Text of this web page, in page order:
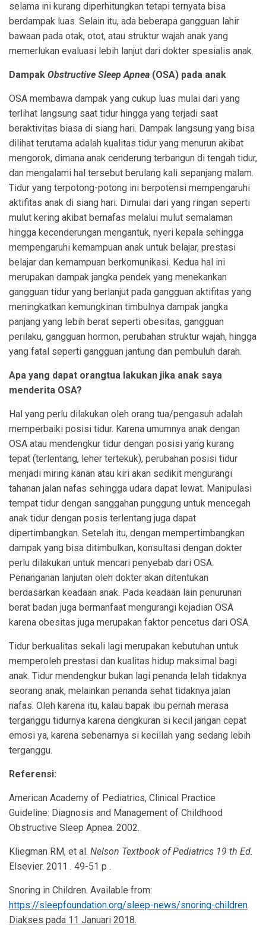
selama ini kurang diperhitungkan tetapi ternyata bisa
berdampak luas. Selain itu, ada beberapa gangguan lahir
bawaan pada otak, otot, atau struktur wajah anak yang
memerlukan evaluasi lebih lanjut dari dokter spesialis anak.
Dampak Obstructive Sleep Apnea (OSA) pada anak
OSA membawa dampak yang cukup luas mulai dari yang
terlihat langsung saat tidur hingga yang terjadi saat
beraktivitas biasa di siang hari. Dampak langsung yang bisa
dilihat terutama adalah kualitas tidur yang menurun akibat
mengorok, dimana anak cenderung terbangun di tengah tidur,
dan mengalami hal tersebut berulang kali sepanjang malam.
Tidur yang terpotong-potong ini berpotensi mempengaruhi
aktifitas anak di siang hari. Dimulai dari yang ringan seperti
mulut kering akibat bernafas melalui mulut semalaman
hingga kecenderungan mengantuk, nyeri kepala sehingga
mempengaruhi kemampuan anak untuk belajar, prestasi
belajar dan kemampuan berkomunikasi. Kedua hal ini
merupakan dampak jangka pendek yang menekankan
gangguan tidur yang berlanjut pada gangguan aktifitas yang
meningkatkan kemungkinan timbulnya dampak jangka
panjang yang lebih berat seperti obesitas, gangguan
perilaku, gangguan hormon, perubahan struktur wajah, hingga
yang fatal seperti gangguan jantung dan pembuluh darah.
Apa yang dapat orangtua lakukan jika anak saya
menderita OSA?
Hal yang perlu dilakukan oleh orang tua/pengasuh adalah
memperbaiki posisi tidur. Karena umumnya anak dengan
OSA atau mendengkur tidur dengan posisi yang kurang
tepat (terlentang, leher tertekuk), perubahan posisi tidur
menjadi miring kanan atau kiri akan sedikit mengurangi
tahanan jalan nafas sehingga udara dapat lewat. Manipulasi
tempat tidur dengan sanggahan punggung untuk mencegah
anak tidur dengan posis terlentang juga dapat
dipertimbangkan. Setelah itu, dengan mempertimbangkan
dampak yang bisa ditimbulkan, konsultasi dengan dokter
perlu dilakukan untuk mencari penyebab dari OSA.
Penanganan lanjutan oleh dokter akan ditentukan
berdasarkan keadaan anak. Pada keadaan lain penurunan
berat badan juga bermanfaat mengurangi kejadian OSA
karena obesitas juga merupakan faktor pencetus dari OSA.
Tidur berkualitas sekali lagi merupakan kebutuhan untuk
memperoleh prestasi dan kualitas hidup maksimal bagi
anak. Tidur mendengkur bukan lagi penanda lelah tidaknya
seorang anak, melainkan penanda sehat tidaknya jalan
nafas. Oleh karena itu, kalau bapak ibu pernah merasa
terganggu tidurnya karena dengkuran si kecil jangan cepat
emosi ya, karena sebenarnya si kecillah yang sedang lebih
terganggu.
Referensi:
American Academy of Pediatrics, Clinical Practice
Guideline: Diagnosis and Management of Childhood
Obstructive Sleep Apnea. 2002.
Kliegman RM, et al. Nelson Textbook of Pediatrics 19 th Ed.
Elsevier. 2011 . 49-51 p .
Snoring in Children. Available from:
https://sleepfoundation.org/sleep-news/snoring-children
Diakses pada 11 Januari 2018.